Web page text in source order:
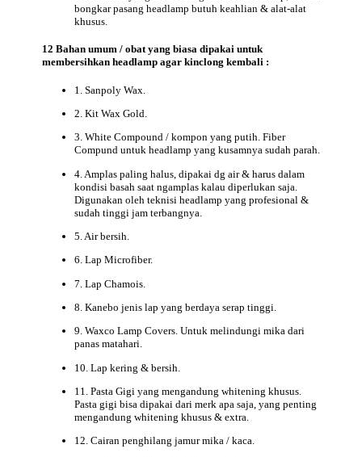
bongkar pasang headlamp butuh keahlian & alat-alat
khusus.
12 Bahan umum / obat yang biasa dipakai untuk
membersihkan headlamp agar kinclong kembali :
1. Sanpoly Wax.
2. Kit Wax Gold.
3. White Compound / kompon yang putih. Fiber
Compund untuk headlamp yang kusamnya sudah parah.
4. Amplas paling halus, dipakai dg air & harus dalam
kondisi basah saat ngamplas kalau diperlukan saja.
Digunakan oleh teknisi headlamp yang profesional &
sudah tinggi jam terbangnya.
5. Air bersih.
6. Lap Microfiber.
7. Lap Chamois.
8. Kanebo jenis lap yang berdaya serap tinggi.
9. Waxco Lamp Covers. Untuk melindungi mika dari
panas matahari.
10. Lap kering & bersih.
11. Pasta Gigi yang mengandung whitening khusus.
Pasta gigi bisa dipakai dari merk apa saja, yang penting
mengandung whitening khusus & extra.
12. Cairan penghilang jamur mika / kaca.